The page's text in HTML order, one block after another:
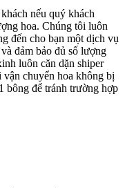
nếu quý khách
hoa. Chúng tôi luôn
đến cho bạn một dịch vụ
đảm bảo đủ số lượng
luôn căn dặn shiper
vận chuyển hoa không bị
bông để tránh trường hợp